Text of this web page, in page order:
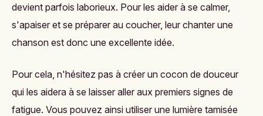
devient parfois laborieux. Pour les aider à se calmer,
s'apaiser et se préparer au coucher, leur chanter une
chanson est donc une excellente idée.
Pour cela, n'hésitez pas à créer un cocon de douceur
qui les aidera à se laisser aller aux premiers signes de
fatigue. Vous pouvez ainsi utiliser une lumière tamisée